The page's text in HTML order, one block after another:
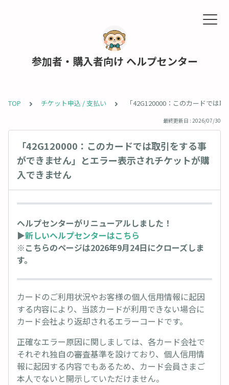
参加者・購入者向け ヘルプセンター
TOP チケット申込 / 支払い 「42G120000：このカードでは
最終更新日 : 2026/07/30
「42G120000：このカードでは取引をする事
ができません」とエラー表示されチケットが購
入できません
ヘルプセンターがリニューアルしました！
▶︎新しいヘルプセンターはこちら
※こちらのページは2026年9月24日にクローズしま
す。
カードのご利用状況やお客様の個人信用情報に起因
する内容により、当該カードが利用できない場合に
カード会社より返却されるエラーコードです。
正確なエラー原因に関しましては、各カード会社で
それぞれ独自の審査基準を設けており、個人信用情
報に起因する内容でもあるため、カード会員さまご
本人でないと開示していただけません。